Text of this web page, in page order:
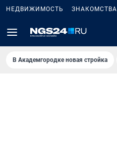
НЕДВИЖИМОСТЬ ЗНАКОМСТВА
В Академгородке новая стройка